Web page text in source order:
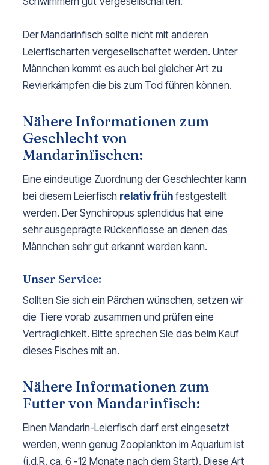
Der Mandarinfisch sollte nicht mit anderen
Leierfischarten vergesellschaftet werden. Unter
Männchen kommt es auch bei gleicher Art zu
Revierkämpfen die bis zum Tod führen können.
Nähere Informationen zum
Geschlecht von
Mandarinfischen:
Eine eindeutige Zuordnung der Geschlechter kann
bei diesem Leierfisch relativ früh festgestellt
werden. Der Synchiropus splendidus hat eine
sehr ausgeprägte Rückenflosse an denen das
Männchen sehr gut erkannt werden kann.
Unser Service:
Sollten Sie sich ein Pärchen wünschen, setzen wir
die Tiere vorab zusammen und prüfen eine
Verträglichkeit. Bitte sprechen Sie das beim Kauf
dieses Fisches mit an.
Nähere Informationen zum
Futter von Mandarinfisch:
Einen Mandarin-Leierfisch darf erst eingesetzt
werden, wenn genug Zooplankton im Aquarium ist
(i.d.R. ca. 6 -12 Monate nach dem Start). Diese Art